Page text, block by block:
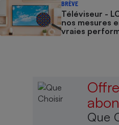
BRÈVE
Téléviseur -
nos mesures
vraies
Que